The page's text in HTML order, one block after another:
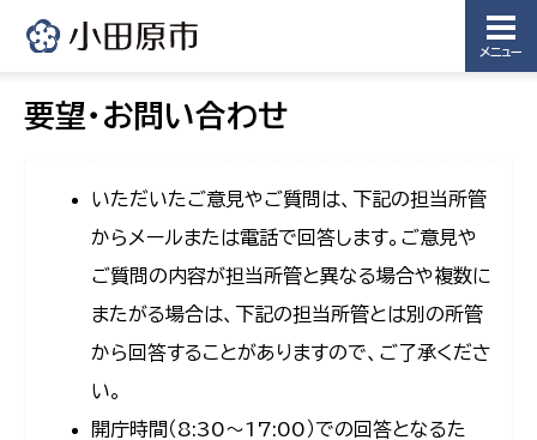
メニュー
要望・お問い合わせ
いただいたご意見やご質問は、下記の担当所管
からメールまたは電話で回答します。ご意見や
ご質問の内容が担当所管と異なる場合や複数に
またがる場合は、下記の担当所管とは別の所管
から回答することがありますので、ご了承くださ
い。
開庁時間（8:30〜17:00）での回答となるた